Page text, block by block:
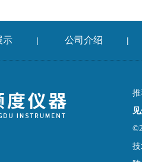
示 | 公司介绍 |